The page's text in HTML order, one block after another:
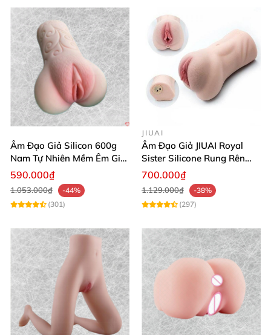
Âm Đạo Giả Silicon 600g
Nam Tự Nhiên Mềm Êm Giá
Tốt
590.000₫
1.053.000₫
-44%
(301)
JIUAI
Âm Đạo Giả JIUAI Royal
Sister Silicone Rung Rên
Thực Tế
700.000₫
1.129.000₫
-38%
(297)